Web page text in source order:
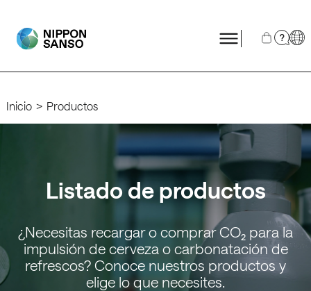
?
Inicio Productos
Listado de productos
¿Necesitas recargar o comprar CO₂ para la
impulsión de cerveza o carbonatación de
refrescos? Conoce nuestros productos y
elige lo que necesites.